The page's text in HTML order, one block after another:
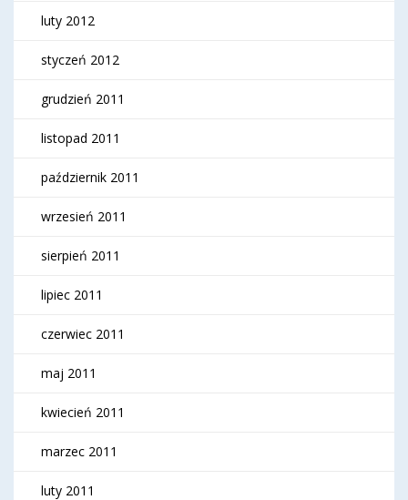
luty 2012
styczeń 2012
grudzień 2011
listopad 2011
październik 2011
wrzesień 2011
sierpień 2011
lipiec 2011
czerwiec 2011
maj 2011
kwiecień 2011
marzec 2011
luty 2011